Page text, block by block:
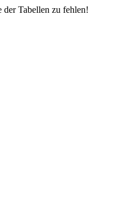
der Tabellen zu fehlen!